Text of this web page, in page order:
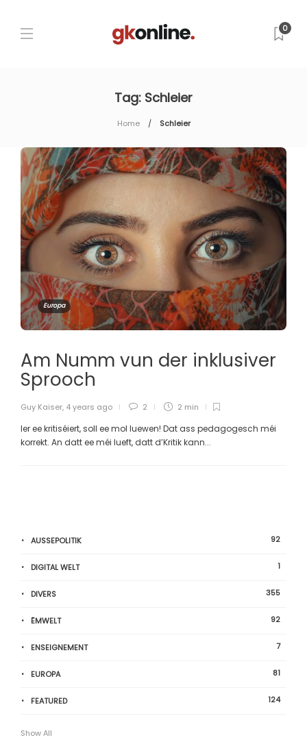
0
Tag: Schleier
Home Schleier
Europa
Am Numm vun der inklusiver
Sprooch
Guy Kaiser, 4 years ago 2 2 min
Ier ee kritiséiert, soll ee mol luewen! Dat ass pedagogesch méi
korrekt. An datt ee méi lueft, datt d’Kritik kann...
AUSSEPOLITIK 92
DIGITAL WELT 1
DIVERS 355
ËMWELT 92
ENSEIGNEMENT 7
EUROPA 81
FEATURED 124
Show All